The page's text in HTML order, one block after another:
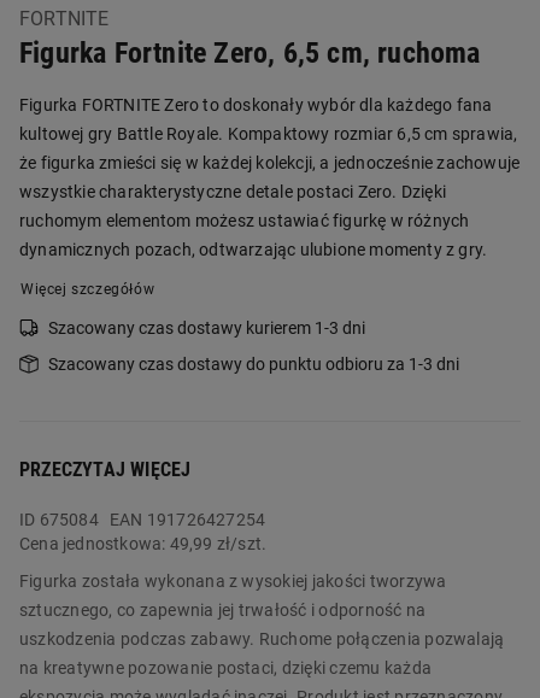
FORTNITE
Figurka Fortnite Zero, 6,5 cm, ruchoma
Figurka FORTNITE Zero to doskonały wybór dla każdego fana
kultowej gry Battle Royale. Kompaktowy rozmiar 6,5 cm sprawia,
że figurka zmieści się w każdej kolekcji, a jednocześnie zachowuje
wszystkie charakterystyczne detale postaci Zero. Dzięki
ruchomym elementom możesz ustawiać figurkę w różnych
dynamicznych pozach, odtwarzając ulubione momenty z gry.
Więcej szczegółów
Szacowany czas dostawy kurierem 1-3 dni
Szacowany czas dostawy do punktu odbioru za 1-3 dni
PRZECZYTAJ WIĘCEJ
ID 675084
EAN 191726427254
Cena jednostkowa: 49,99 zł/szt.
Figurka została wykonana z wysokiej jakości tworzywa
sztucznego, co zapewnia jej trwałość i odporność na
uszkodzenia podczas zabawy. Ruchome połączenia pozwalają
na kreatywne pozowanie postaci, dzięki czemu każda